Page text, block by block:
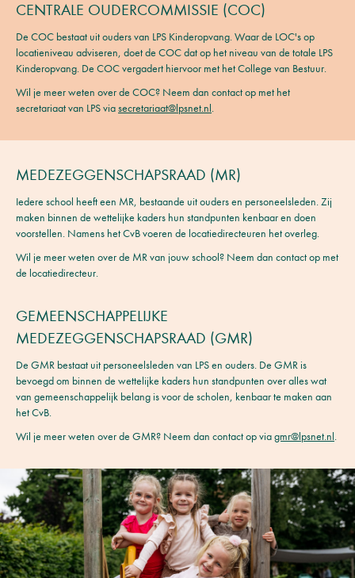
CENTRALE OUDERCOMMISSIE (COC)
De COC bestaat uit ouders van LPS Kinderopvang. Waar de LOC's op
locatieniveau adviseren, doet de COC dat op het niveau van de totale LPS
Kinderopvang. De COC vergadert hiervoor met het College van Bestuur.
Wil je meer weten over de COC? Neem dan contact op met het
secretariaat van LPS viasecretariaat@lpsnet.nl.
MEDEZEGGENSCHAPSRAAD (MR)
Iedere school heeft een MR, bestaande uit ouders en personeelsleden. Zij
maken binnen de wettelijke kaders hun standpunten kenbaar en doen
voorstellen. Namens het CvB voeren de locatiedirecteuren het overleg.
Wil je meer weten over de MR van jouw school? Neem dan contact op met
de locatiedirecteur.
GEMEENSCHAPPELIJKE
MEDEZEGGENSCHAPSRAAD (GMR)
De GMR bestaat uit personeelsleden van LPS en ouders. De GMR is
bevoegd om binnen de wettelijke kaders hun standpunten over alles wat
van gemeenschappelijk belang is voor de scholen, kenbaar te maken aan
het CvB.
Wil je meer weten over de GMR? Neem dan contact op viagmr@lpsnet.nl.